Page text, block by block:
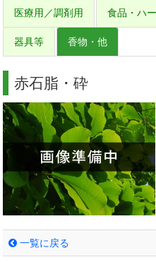
医療用／調剤用 食品・ハ
器具等 香物・他
赤石脂・砕
一覧に戻る